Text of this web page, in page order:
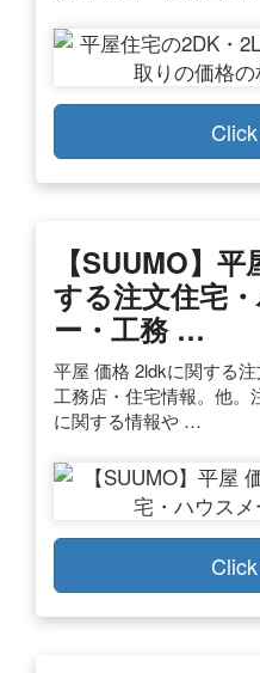
【SUUMO】
する注文住宅
ー・工務 …
平屋 価格 2ldkに関する
工務店・住宅情報。他。
に関する情報や …